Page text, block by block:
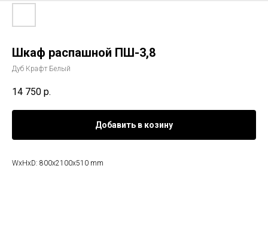
Шкаф распашной ПШ-3,8
Дуб Крафт Белый
14 750 р.
Добавить в козину
WxHxD: 800x2100x510 mm